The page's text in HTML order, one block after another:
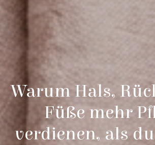
Warum Hals,
Füße mehr
verdienen, als